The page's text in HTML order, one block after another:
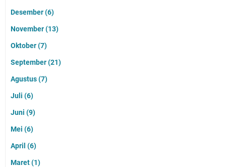
Desember(6)
November(13)
Oktober(7)
September(21)
Agustus(7)
Juli (6)
Juni (9)
Mei (6)
April (6)
Maret(1)